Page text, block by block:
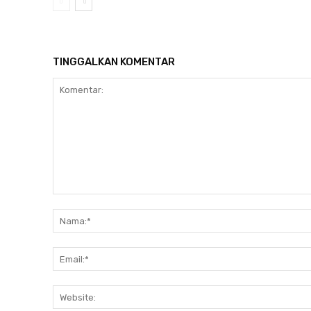
TINGGALKAN KOMENTAR